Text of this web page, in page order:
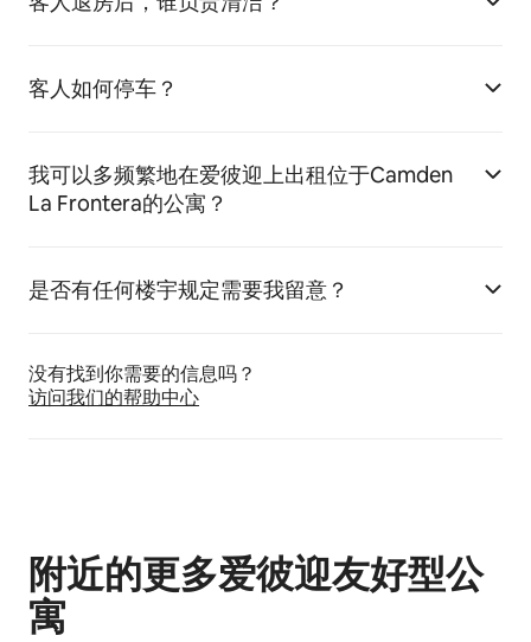
客人如何停车？
我可以多频繁地在爱彼迎上出租位于Camden
La Frontera的公寓？
是否有任何楼宇规定需要我留意？
没有找到你需要的信息吗？
访问我们的帮助中心
附近的更多爱彼迎友好型公
寓